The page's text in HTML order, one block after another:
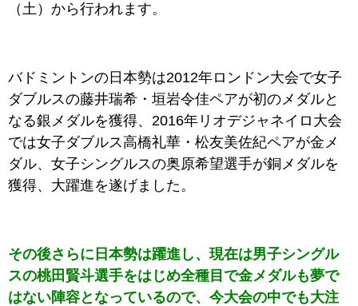
（土）から行われます。
バドミントンの日本勢は2012年ロンドン大会で女子
ダブルスの藤井瑞希・垣岩令佳ペアが初のメダルと
なる銀メダルを獲得、2016年リオデジャネイロ大会
では女子ダブルス高橋礼華・松友美佐紀ペアが金メ
ダル、女子シングルスの奥原希望選手が銅メダルを
獲得、大躍進を遂げました。
その後さらに日本勢は躍進し、現在は男子シングル
スの桃田賢斗選手をはじめ全種目で金メダルも夢で
はない陣容となっているので、今大会の中でも大注